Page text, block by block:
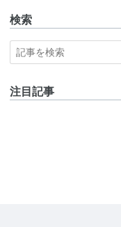
検索
注目記事